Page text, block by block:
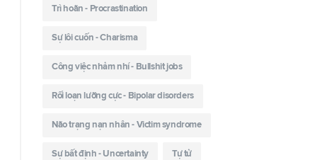
Trì hoãn - Procrastination
Sự lôi cuốn - Charisma
Công việc nhảm nhí - Bullshit jobs
Rối loạn lưỡng cực - Bipolar disorders
Não trạng nạn nhân - Victim syndrome
Sự bất định - Uncertainty Tự tử